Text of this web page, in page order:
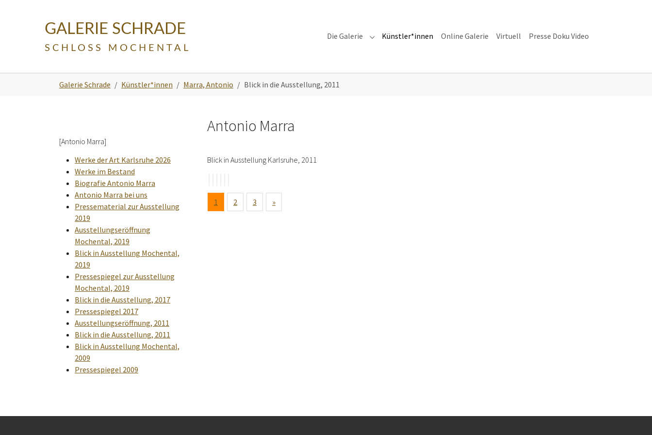
GALERIE SCHRADE
SCHLOSS MOCHENTAL
Die Galerie Submenu for "Die Galerie"
Künstler*innen Online Galerie Virtuell Presse Doku Video
Galerie Schrade Künstler*innen Marra, Antonio Blick in die Ausstellung, 2011
Antonio Marra
Blick in Ausstellung Karlsruhe, 2011
1 2 3 »
[Antonio Marra]
Werke der Art Karlsruhe 2026
Werke im Bestand
Biografie Antonio Marra
Antonio Marra bei uns
Pressematerial zur Ausstellung
2019
Ausstellungseröffnung
Mochental, 2019
Blick in Ausstellung Mochental,
2019
Pressespiegel zur Ausstellung
Mochental, 2019
Blick in die Ausstellung, 2017
Pressespiegel 2017
Ausstellungseröffnung, 2011
Blick in die Ausstellung, 2011
Blick in Ausstellung Mochental,
2009
Pressespiegel 2009